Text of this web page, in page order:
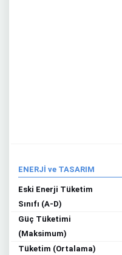
ENERJİ ve TASARIM
Eski Enerji Tüketim
Sınıfı (A-D)
Güç Tüketimi
(Maksimum)
Tüketim (Ortalama)